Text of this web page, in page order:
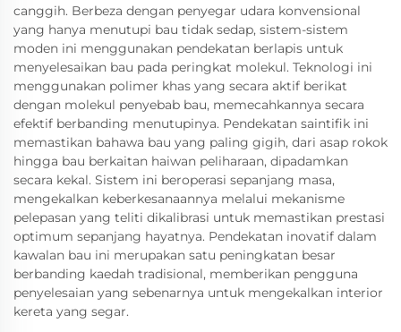
canggih. Berbeza dengan penyegar udara konvensional
yang hanya menutupi bau tidak sedap, sistem-sistem
moden ini menggunakan pendekatan berlapis untuk
menyelesaikan bau pada peringkat molekul. Teknologi ini
menggunakan polimer khas yang secara aktif berikat
dengan molekul penyebab bau, memecahkannya secara
efektif berbanding menutupinya. Pendekatan saintifik ini
memastikan bahawa bau yang paling gigih, dari asap rokok
hingga bau berkaitan haiwan peliharaan, dipadamkan
secara kekal. Sistem ini beroperasi sepanjang masa,
mengekalkan keberkesanaannya melalui mekanisme
pelepasan yang teliti dikalibrasi untuk memastikan prestasi
optimum sepanjang hayatnya. Pendekatan inovatif dalam
kawalan bau ini merupakan satu peningkatan besar
berbanding kaedah tradisional, memberikan pengguna
penyelesaian yang sebenarnya untuk mengekalkan interior
kereta yang segar.